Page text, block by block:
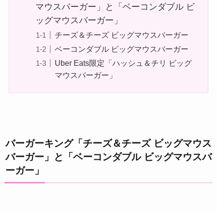
マウスバーガー」と「ベーコンダブル ビ
ッグマウスバーガー」
チーズ＆チーズ ビッグマウスバーガー
ベーコンダブル ビッグマウスバーガー
Uber Eats限定「ハッシュ＆チリ ビッグ
マウスバーガー」
バーガーキング「チーズ＆チーズ ビッグマウス
バーガー」と「ベーコンダブル ビッグマウスバ
ーガー」